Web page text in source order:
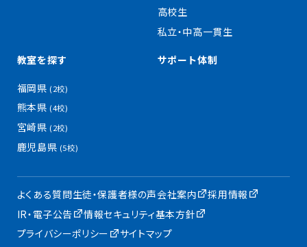
高校生
私立・中高一貫生
教室を探す
福岡県(2校)
熊本県(4校)
宮崎県(2校)
鹿児島県 (5校)
サポート体制
よくある質問生徒・保護者様の声会社案内
採用情報
IR・電子公告
情報セキュリティ基本方針
プライバシーポリシー
サイトマップ